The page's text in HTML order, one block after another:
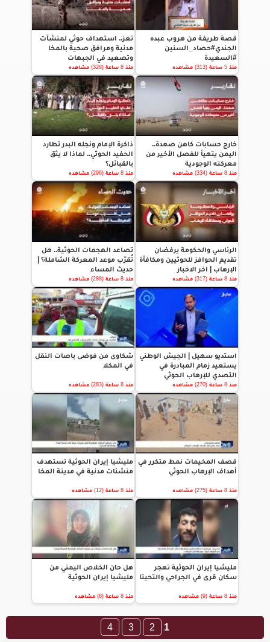
قصة طريفة من هروب عبده
الجندي#حصاد_السنين
#السعيدة
منذ 5 ساعة (313) مشاهده
تعز.. استهداف حوثي لمنشآت
مدنية ومرافق صحية بالمخا
وتصعيد في الجبهات
منذ 8 ساعة (328) مشاهده
خارج حسابات كاهن صعدة..
اليمن يتهيأ للفصل الأخير من
معركته الوجودية
منذ 8 ساعة (334) مشاهده
ذاكرة الإمام ونجله البدر تطارد
الحفيد الحوثي.. لماذا لا يثق
بالقبائل؟
منذ 8 ساعة (296) مشاهده
الرئاسي والحكومة يرفضان
تقديم الحوافز للحوثيين ومكافأة
الإرهاب | اخر الاخبار
منذ 8 ساعة (317) مشاهده
تصاعد الهجمات الحوثية.. هل
تُقرّب موعد المعركة الشاملة؟ |
حديث المساء
منذ 8 ساعة (288) مشاهده
استديو سهيل | الجيش الوطني
يستعيد زمام المبادرة في
التصدي للإرهاب الحوثي
منذ 8 ساعة (270) مشاهده
شكاوى من فوضى باصات النقل
في المكلا
منذ 8 ساعة (283) مشاهده
قصف المخيمات نمط متكرر في
أهداف الإرهاب الحوثي
منذ 8 ساعة (275) مشاهده
مليشيا إيران الحوثية تستهدف
منشئات مدنية في مدينة المخا
منذ 8 ساعة (12) مشاهده
مليشيا إيران الحوثية تهجر
سكان قرى في الجراحي والتحيتا
منذ 8 ساعة (9) مشاهده
هل حان الخلاص اليمني من
مليشيا إيران الحوثية
منذ 8 ساعة (8) مشاهده
1
2
3
4